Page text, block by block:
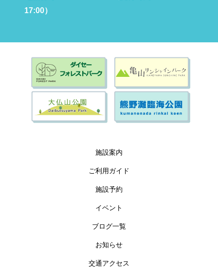
17:00）
施設案内
ご利用ガイド
施設予約
イベント
ブログ一覧
お知らせ
交通アクセス